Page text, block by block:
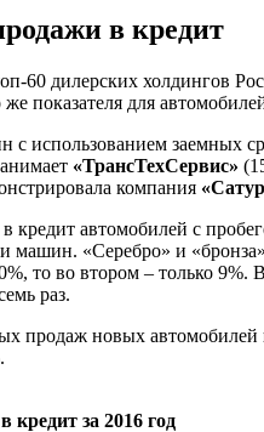
в кредит
60 дилерских холдингов
показателя для
использованием заемных
«ТрансТехСервис»
компания
кредит автомобилей с
машин. «Серебро» и «бронза»
то во втором – только
раз.
продаж новых
кредит за 2016 год